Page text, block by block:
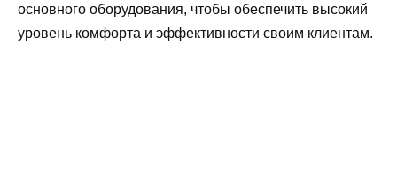
основного оборудования, чтобы обеспечить высокий
уровень комфорта и эффективности своим клиентам.